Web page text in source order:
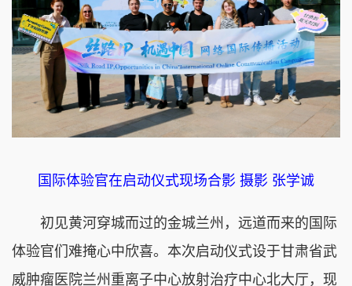
国际体验官在启动仪式现场合影 摄影 张学诚
初见黄河穿城而过的金城兰州，远道而来的国际
体验官们难掩心中欣喜。本次启动仪式设于甘肃省武
威肿瘤医院兰州重离子中心放射治疗中心北大厅，现